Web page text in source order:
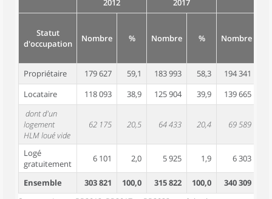
2012 2017
Statut
d'occupation
Nombre % Nombre % Nombre
Propriétaire 179 627 59,1 183 993 58,3 194 341
Locataire
118 093 38,9 125 904 39,9 139 665
dont d'un
logement
HLM loué vide
62 175 20,5 64 433 20,4 69 589
Logé
gratuitement
6 101 2,0 5 925 1,9 6 303
Ensemble 303 821 100,0 315 822 100,0 340 309